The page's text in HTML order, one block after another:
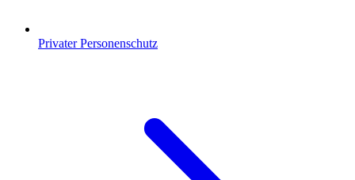
Privater Personenschutz